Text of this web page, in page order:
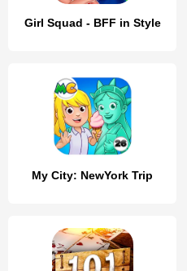
Girl Squad - BFF in Style
My City: NewYork Trip